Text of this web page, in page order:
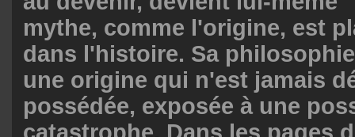
mythe, comme l'origine, est
dans l'histoire. Sa
une origine qui n'est jamais
possédée, exposée à une